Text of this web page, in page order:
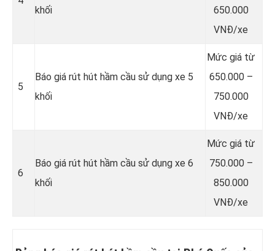
khối
650.000
VNĐ/xe
5
Báo giá rút hút hầm cầu sử dụng xe 5
khối
Mức giá từ
650.000 –
750.000
VNĐ/xe
6
Báo giá rút hút hầm cầu sử dụng xe 6
khối
Mức giá từ
750.000 –
850.000
VNĐ/xe